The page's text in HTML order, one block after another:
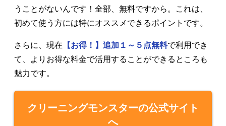
うことがないんです！全部、無料ですから。これは、
初めて使う方には特にオススメできるポイントです。
さらに、現在 【お得！】追加１～５点無料で利用でき
て、よりお得な料金で活用することができるところも
魅力です。
クリーニングモンスターの公式サイト
へ